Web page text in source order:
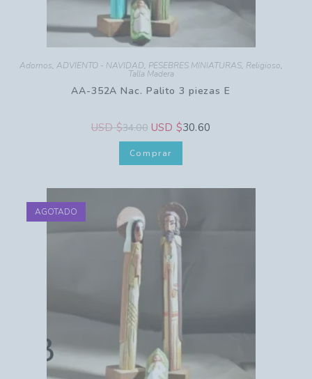
Adornos, ADVIENTO - NAVIDAD, PESEBRES MINIATURAS, Religioso,
Talla Madera
AA-352A Nac. Palito 3 piezas E
USD $34.00 USD $30.60
Comprar
AGOTADO